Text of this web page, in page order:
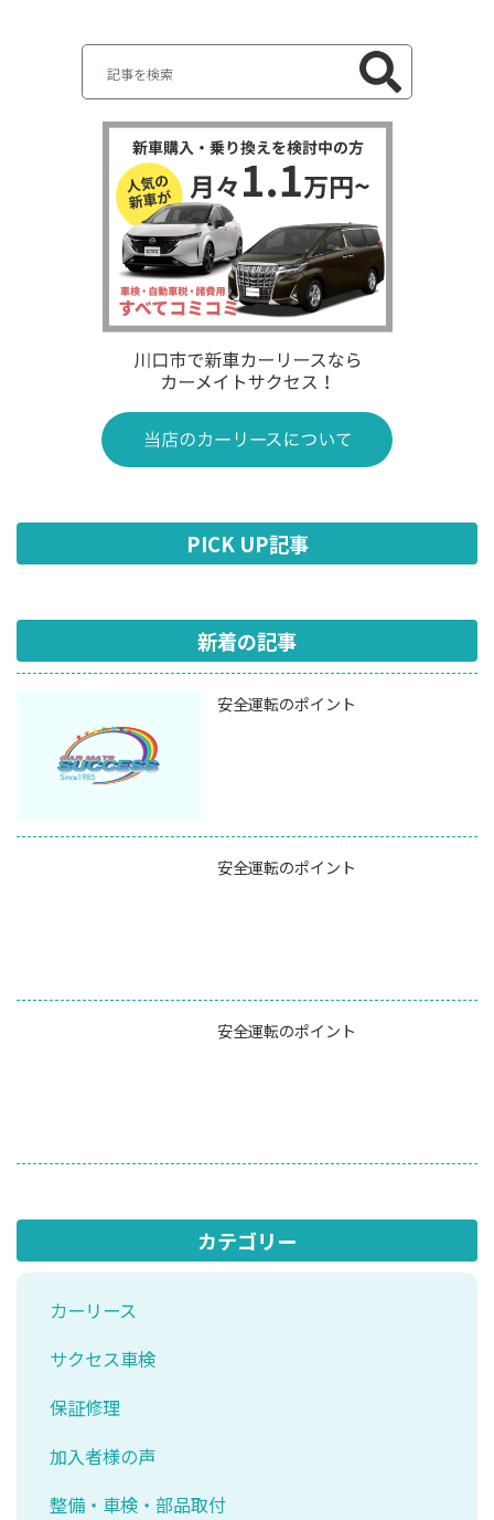
PICK UP記事
新着の記事
安全運転のポイント
安全運転のポイント
安全運転のポイント
カテゴリー
カーリース
サクセス車検
保証修理
加入者様の声
整備・車検・部品取付